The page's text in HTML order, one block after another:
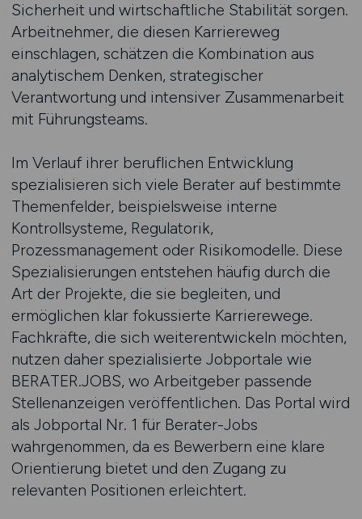
Sicherheit und wirtschaftliche Stabilität sorgen.
Arbeitnehmer, die diesen Karriereweg
einschlagen, schätzen die Kombination aus
analytischem Denken, strategischer
Verantwortung und intensiver Zusammenarbeit
mit Führungsteams.
Im Verlauf ihrer beruflichen Entwicklung
spezialisieren sich viele Berater auf bestimmte
Themenfelder, beispielsweise interne
Kontrollsysteme, Regulatorik,
Prozessmanagement oder Risikomodelle. Diese
Spezialisierungen entstehen häufig durch die
Art der Projekte, die sie begleiten, und
ermöglichen klar fokussierte Karrierewege.
Fachkräfte, die sich weiterentwickeln möchten,
nutzen daher spezialisierte Jobportale wie
BERATER.JOBS, wo Arbeitgeber passende
Stellenanzeigen veröffentlichen. Das Portal wird
als Jobportal Nr. 1 für Berater-Jobs
wahrgenommen, da es Bewerbern eine klare
Orientierung bietet und den Zugang zu
relevanten Positionen erleichtert.